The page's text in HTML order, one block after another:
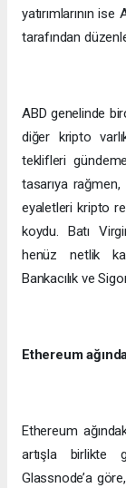
yatırımlarının
tarafından
ABD genelinde
diğer kripto
teklifleri
tasarıya
eyaletleri kripto
koydu. Batı
henüz netlik
Bankacılık ve
Ethereum
Ethereum
artışla birlikte
Glassnode’a